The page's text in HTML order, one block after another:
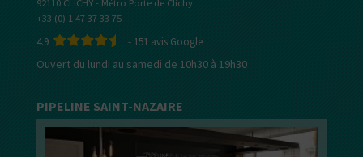
92110 CLICHY - Métro Porte de Clichy
+33 (0) 1 47 37 33 75
4.9 - 151 avis Google
Ouvert du lundi au samedi de 10h30 à 19h30
PIPELINE SAINT-NAZAIRE